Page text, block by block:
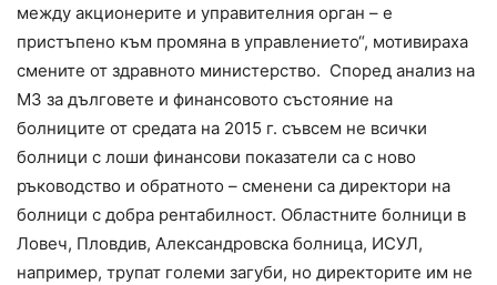
между акционерите и управителния орган – е
пристъпено към промяна в управлението“, мотивираха
смените от здравното министерство. Според анализ на
МЗ за дълговете и финансовото състояние на
болниците от средата на 2015 г. съвсем не всички
болници с лоши финансови показатели са с ново
ръководство и обратното – сменени са директори на
болници с добра рентабилност. Областните болници в
Ловеч, Пловдив, Александровска болница, ИСУЛ,
например, трупат големи загуби, но директорите им не